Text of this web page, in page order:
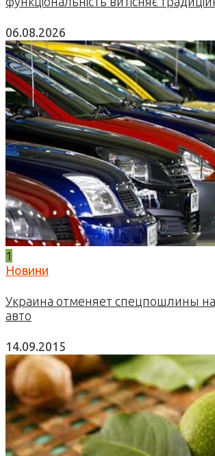
06.08.2026
1
Новини
Украина отменяет спецпошлины
авто
14.09.2015